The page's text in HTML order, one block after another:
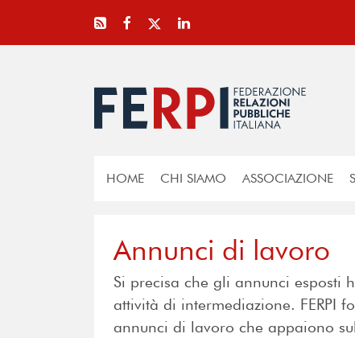
HOME CHI SIAMO ASSOCIAZIONE
Annunci di lavoro
Si precisa che gli annunci esposti
attività di intermediazione. FERPI
annunci di lavoro che appaiono